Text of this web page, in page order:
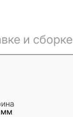
и сборке
мм